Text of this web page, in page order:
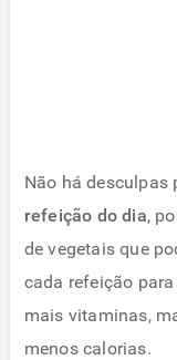
Não há desculpas
refeição do dia,
de vegetais que
cada refeição
mais vitaminas,
menos calorias.